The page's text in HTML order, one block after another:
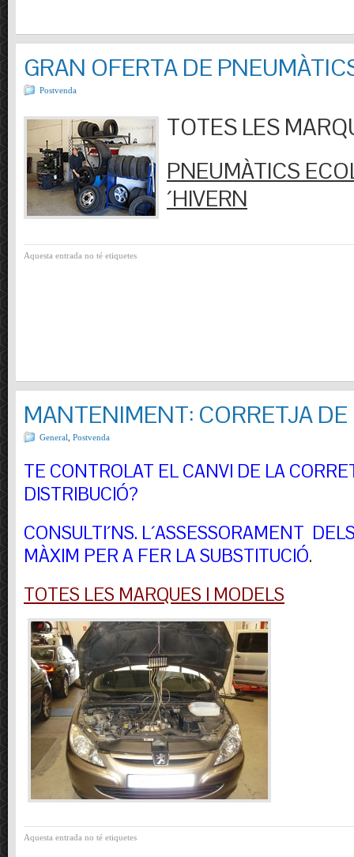
GRAN OFERTA DE
Postvenda
TOTES LES
PNEUMÀTICS
´HIVERN
Aquesta entrada no té etiquetes
MANTENIMENT: CORRETJA
General Postvenda
TE CONTROLAT EL CANVI DE LA
DISTRIBUCIÓ?
CONSULTI´NS. L´ASSESSORAMENT
MÀXIM PER A FER LA SUBSTITUCIÓ.
TOTES LES MARQUES I MODELS
Aquesta entrada no té etiquetes